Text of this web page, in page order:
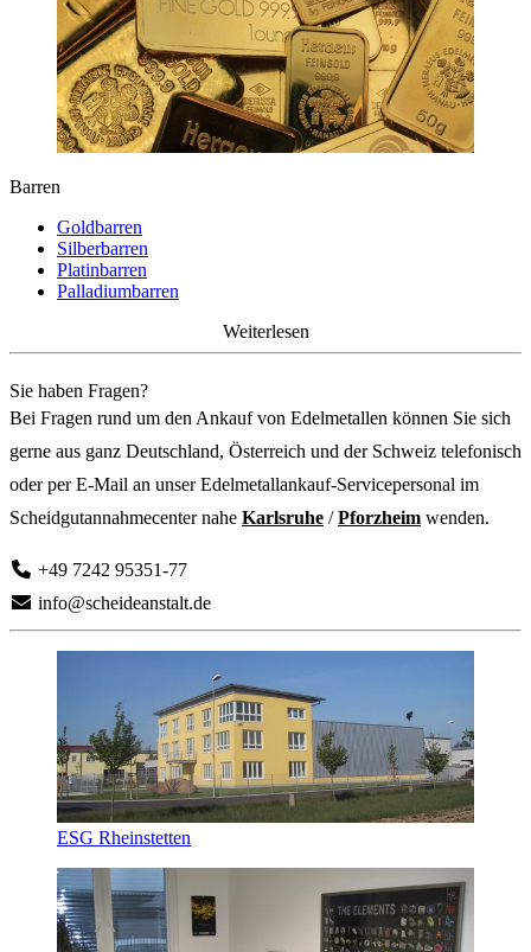
Barren
Goldbarren
Silberbarren
Platinbarren
Palladiumbarren
Weiterlesen
Sie haben Fragen?
Bei Fragen rund um den Ankauf von Edelmetallen können Sie sich
gerne aus ganz Deutschland, Österreich und der Schweiz telefonisch
oder per E-Mail an unser Edelmetallankauf-Servicepersonal im
Scheidgutannahmecenter nahe Karlsruhe /Pforzheim wenden.
+49 7242 95351-77
info@scheideanstalt.de
ESG Rheinstetten